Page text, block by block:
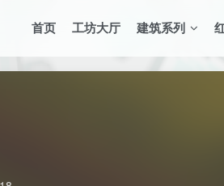
首页 工坊大厅 建筑系列